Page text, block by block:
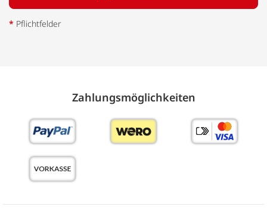
* Pflichtfelder
Zahlungs­möglich­keiten